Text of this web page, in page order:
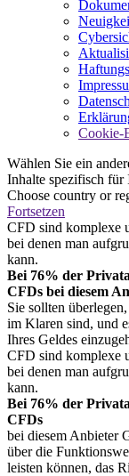
Cookie-
Wählen Sie ein
Inhalte spezifisch für
Choose country or
Fortsetzen
CFD sind komplexe
bei denen man
kann.
Bei 76% der
CFDs bei diesem
Sie sollten
im Klaren sind, und
Ihres Geldes
CFD sind komplexe
bei denen man
kann.
Bei 76% der
CFDs
bei diesem Anbieter
über die
leisten können, das